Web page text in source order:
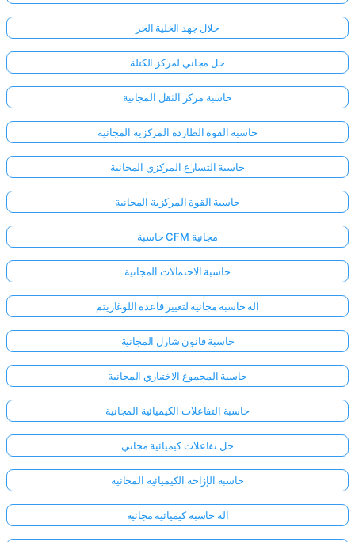
حلال جهد الخلية الحر
حل مجاني لمركز الكتلة
حاسبة مركز الثقل المجانية
حاسبة القوة الطاردة المركزية المجانية
حاسبة التسارع المركزي المجانية
حاسبة القوة المركزية المجانية
حاسبة CFM مجانية
حاسبة الاحتمالات المجانية
آلة حاسبة مجانية لتغيير قاعدة اللوغاريتم
حاسبة قانون شارل المجانية
حاسبة المجموع الاختباري المجانية
حاسبة التفاعلات الكيميائية المجانية
حل تفاعلات كيميائية مجاني
حاسبة الإزاحة الكيميائية المجانية
آلة حاسبة كيميائية مجانية